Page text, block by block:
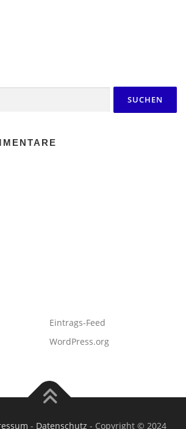
Eintrags-Feed
WordPress.org
- Datenschutz - Copyright © 2024